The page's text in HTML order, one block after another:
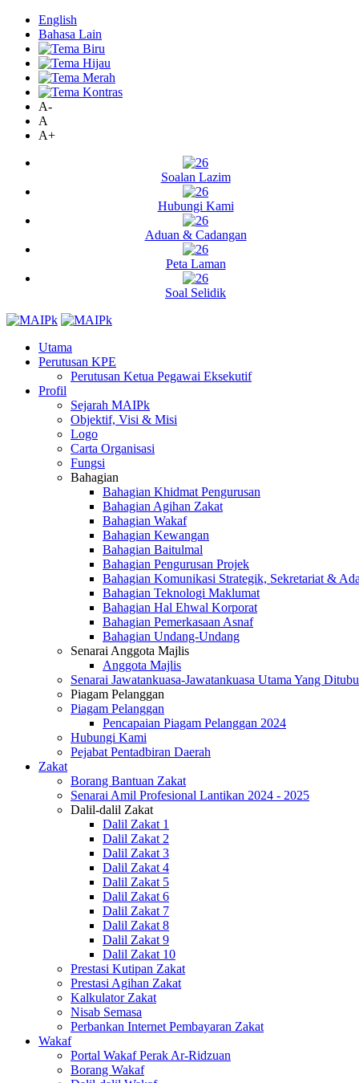
English
Bahasa Lain
A-
A
A+
Soalan Lazim
Hubungi Kami
Aduan & Cadangan
Peta Laman
Soal Selidik
Utama
Perutusan KPE
Perutusan Ketua Pegawai Eksekutif
Profil
Sejarah MAIPk
Objektif, Visi & Misi
Logo
Carta Organisasi
Fungsi
Bahagian
Bahagian Khidmat Pengurusan
Bahagian Agihan Zakat
Bahagian Wakaf
Bahagian Kewangan
Bahagian Baitulmal
Bahagian Pengurusan Projek
Bahagian Komunikasi Strategik, Sekretariat &
Bahagian Teknologi Maklumat
Bahagian Hal Ehwal Korporat
Bahagian Pemerkasaan Asnaf
Bahagian Undang-Undang
Senarai Anggota Majlis
Anggota Majlis
Senarai Jawatankuasa-Jawatankuasa Utama Yang
Piagam Pelanggan
Piagam Pelanggan
Pencapaian Piagam Pelanggan 2024
Hubungi Kami
Pejabat Pentadbiran Daerah
Zakat
Borang Bantuan Zakat
Senarai Amil Profesional Lantikan 2024 - 2025
Dalil-dalil Zakat
Dalil Zakat 1
Dalil Zakat 2
Dalil Zakat 3
Dalil Zakat 4
Dalil Zakat 5
Dalil Zakat 6
Dalil Zakat 7
Dalil Zakat 8
Dalil Zakat 9
Dalil Zakat 10
Prestasi Kutipan Zakat
Prestasi Agihan Zakat
Kalkulator Zakat
Nisab Semasa
Perbankan Internet Pembayaran Zakat
Wakaf
Portal Wakaf Perak Ar-Ridzuan
Borang Wakaf